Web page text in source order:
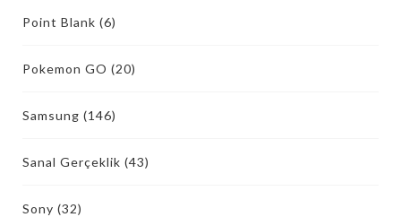
Point Blank (6)
Pokemon GO (20)
Samsung (146)
Sanal Gerçeklik (43)
Sony (32)